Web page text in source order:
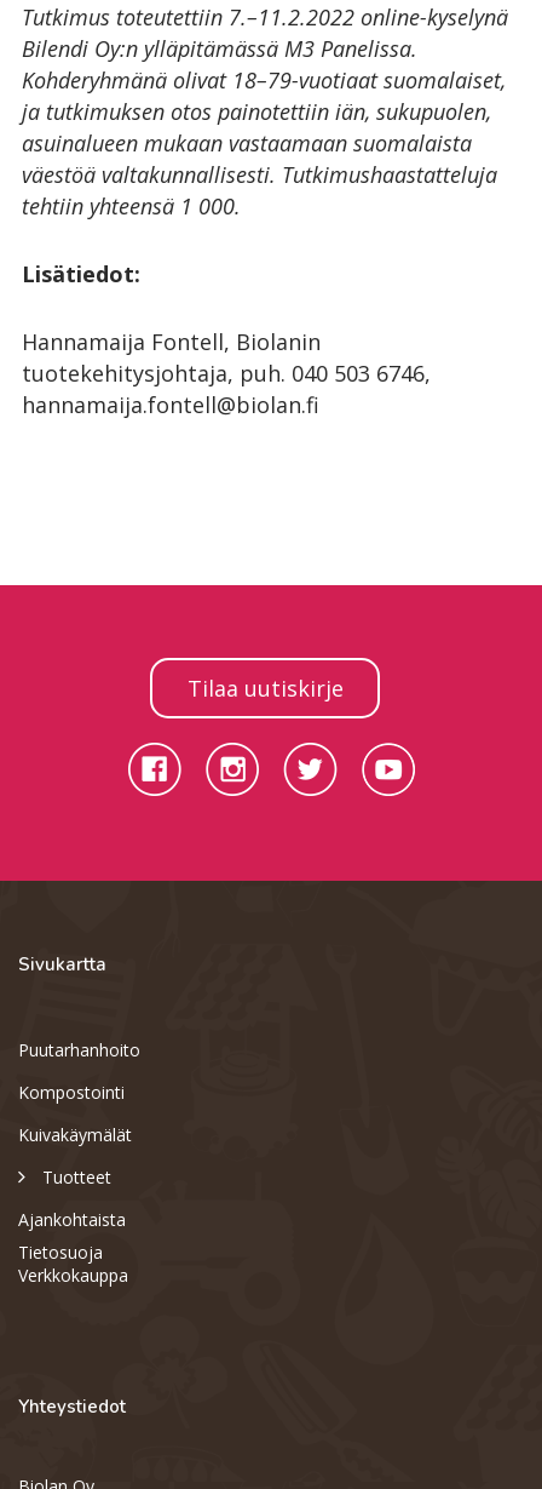
Tutkimus toteutettiin 7.–11.2.2022 online-kyselynä
Bilendi Oy:n ylläpitämässä M3 Panelissa.
Kohderyhmänä olivat 18–79-vuotiaat suomalaiset,
ja tutkimuksen otos painotettiin iän, sukupuolen,
asuinalueen mukaan vastaamaan suomalaista
väestöä valtakunnallisesti. Tutkimushaastatteluja
tehtiin yhteensä 1 000.
Lisätiedot:
Hannamaija Fontell, Biolanin
tuotekehitysjohtaja, puh. 040 503 6746,
hannamaija.fontell@biolan.fi
Tilaa uutiskirje
Sivukartta
Puutarhanhoito
Kompostointi
Kuivakäymälät
Tuotteet
Ajankohtaista
Tietosuoja
Verkkokauppa
Yhteystiedot